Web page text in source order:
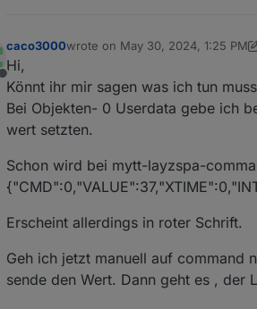
Offline
caco3000wrote on May 30, 2024, 1:25 PM
last edited by caco3000 May 30,
Hi,
Könnt ihr mir sagen was ich tun
Bei Objekten- 0 Userdata gebe ich
wert setzten.
Schon wird bei mytt-layzspa-
Erscheint allerdings in roter Schrift.
Geh ich jetzt manuell auf command
sende den Wert. Dann geht es , der